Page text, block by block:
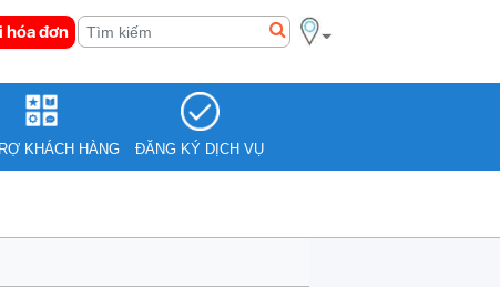
hóa đơn
KHÁCH HÀNG ĐĂNG KÝ DỊCH VỤ